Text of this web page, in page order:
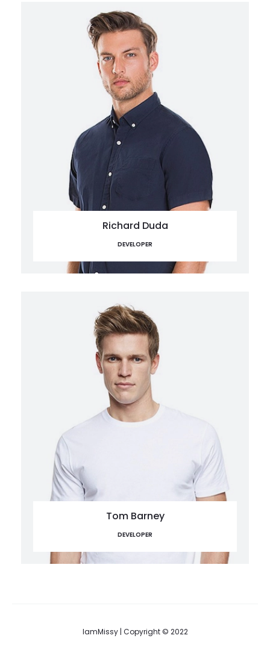
Richard Duda
DEVELOPER
Tom Barney
DEVELOPER
IamMissy | Copyright © 2022